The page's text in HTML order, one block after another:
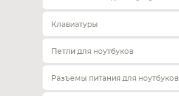
Клавиатуры
Петли для ноутбуков
Разъемы питания для ноутбуков